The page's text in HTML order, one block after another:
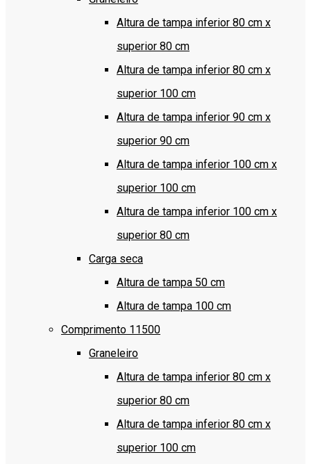
Altura de tampa inferior 80 cm x
superior 80 cm
Altura de tampa inferior 80 cm x
superior 100 cm
Altura de tampa inferior 90 cm x
superior 90 cm
Altura de tampa inferior 100 cm x
superior 100 cm
Altura de tampa inferior 100 cm x
superior 80 cm
Carga seca
Altura de tampa 50 cm
Altura de tampa 100 cm
Comprimento 11500
Graneleiro
Altura de tampa inferior 80 cm x
superior 80 cm
Altura de tampa inferior 80 cm x
superior 100 cm